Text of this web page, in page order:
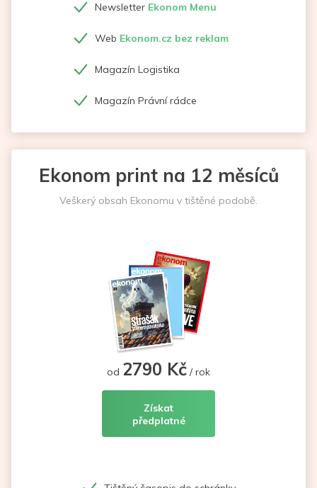
Newsletter Ekonom Menu
Web Ekonom.cz bez reklam
Magazín Logistika
Magazín Právní rádce
Ekonom print na 12 měsíců
Veškerý obsah Ekonomu v tištěné podobě.
od 2790 Kč / rok
Získat
předplatné